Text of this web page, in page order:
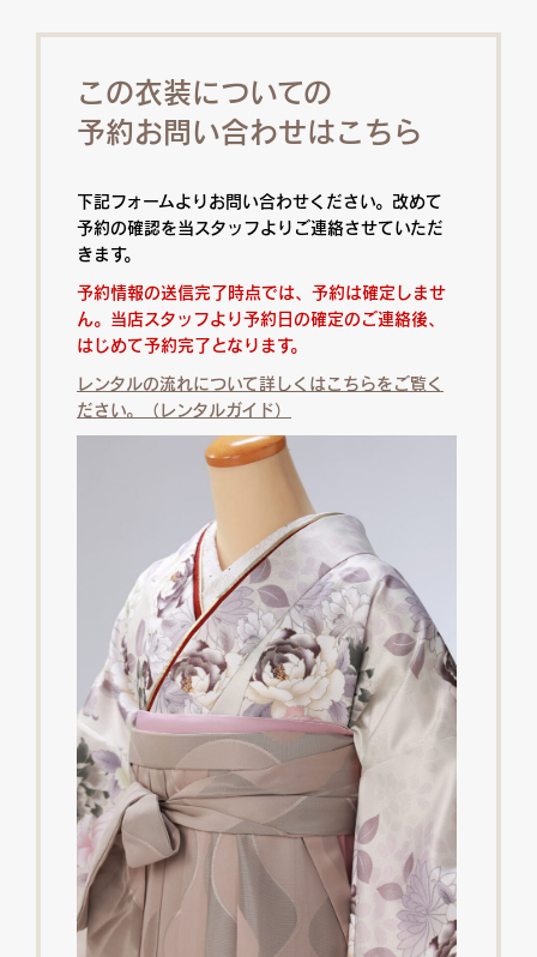
この衣装についての
予約お問い合わせはこちら
下記フォームよりお問い合わせください。改めて
予約の確認を当スタッフよりご連絡させていただ
きます。
予約情報の送信完了時点では、予約は確定しませ
ん。当店スタッフより予約日の確定のご連絡後、
はじめて予約完了となります。
レンタルの流れについて詳しくはこちらをご覧く
ださい。（レンタルガイド）